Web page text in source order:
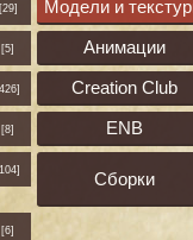
[29] Модели и
[5] Анимации
Creation Club
[8] ENB
Сборки
[6]